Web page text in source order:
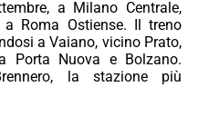
a Milano Centrale,
Roma Ostiense. Il treno
a Vaiano, vicino Prato,
Porta Nuova e Bolzano.
la stazione più